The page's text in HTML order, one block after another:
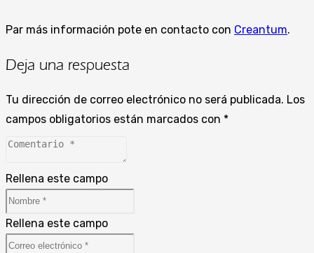
Par más información pote en contacto con Creantum.
Deja una respuesta
Tu dirección de correo electrónico no será publicada. Los
campos obligatorios están marcados con *
Rellena este campo
Rellena este campo